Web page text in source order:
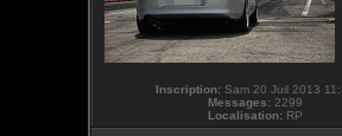
Inscription: Sam 20 Juil 2013
Messages: 2299
Localisation: RP